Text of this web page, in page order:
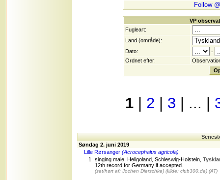
Follow
VP
Fugleart:
Land (område):
Dato:
-
Ordnet efter:
1| 2 | 3 | ... |
Søndag 2. juni 2019
Lille Rørsanger (Acrocephalus agricola)
1
singing male, Heligoland, Schleswig-Holstein,
12th record for Germany if accepted..
(set/hørt af: Jochen Dierschke) (kilde: club300.de) (AT)